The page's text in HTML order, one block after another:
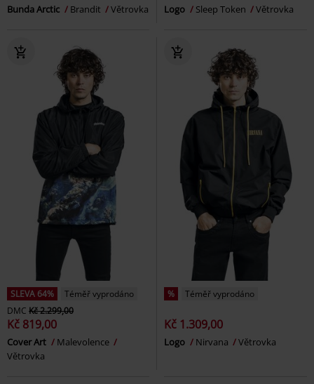
Bunda Arctic Brandit Větrovka Logo Sleep Token Větrovka
SLEVA 64%
Téměř vyprodáno
DMC Kč 2.299,00
Kč 819,00
Cover Art
Malevolence
Větrovka
% Téměř vyprodáno
Kč 1.309,00
Logo Nirvana Větrovka